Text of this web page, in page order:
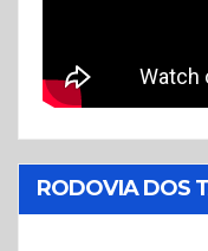
RODOVIA DOS